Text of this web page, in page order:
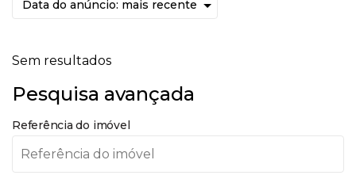
Sem resultados
Pesquisa avançada
Referência do imóvel